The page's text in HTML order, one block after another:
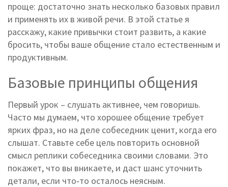
проще: достаточно знать несколько базовых правил
и применять их в живой речи. В этой статье я
расскажу, какие привычки стоит развить, а какие
бросить, чтобы ваше общение стало естественным и
продуктивным.
Базовые принципы общения
Первый урок – слушать активнее, чем говоришь.
Часто мы думаем, что хорошее общение требует
ярких фраз, но на деле собеседник ценит, когда его
слышат. Ставьте себе цель повторить основной
смысл реплики собеседника своими словами. Это
покажет, что вы вникаете, и даст шанс уточнить
детали, если что‑то осталось неясным.